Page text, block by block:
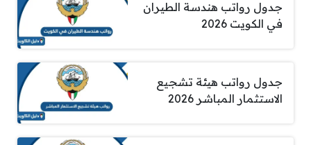
جدول رواتب هندسة الطيران
في الكويت 2026
جدول رواتب هيئة تشجيع
الاستثمار المباشر 2026